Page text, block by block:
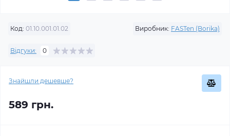
Код: 01.10.001.01.02 Виробник: FASTen (Borika)
Відгуки: 0
Знайшли дешевше?
589 грн.